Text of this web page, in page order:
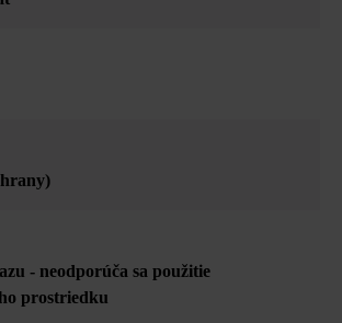
- neodporúča sa použitie
prostriedku